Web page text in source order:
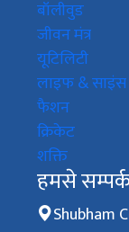
बॉलीवुड
जीवन मंत्र
यूटिलिटी
लाइफ & साइंस
फैशन
क्रिकेट
शक्ति
हमसे
Shubham